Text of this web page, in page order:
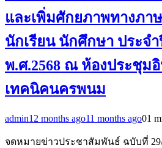
และเพิ่มศักยภาพทางภา
นักเรียน นักศึกษา ประจ
พ.ศ.2568 ณ ห้องประชุม
เทคนิคนครพนม
admin12 months ago11 months ago01
จดหมายข่าวประชาสัมพันธ์ ฉบับที่ 29/